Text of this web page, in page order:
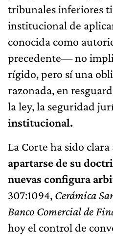
tribunales inferiores
institucional de
conocida como
precedente— no
rígido, pero sí una
razonada, en
la ley, la seguridad
institucional.
La Corte ha sido clara
apartarse de su
nuevas configura
307:1094, Cerámica
Banco Comercial de
hoy el control de